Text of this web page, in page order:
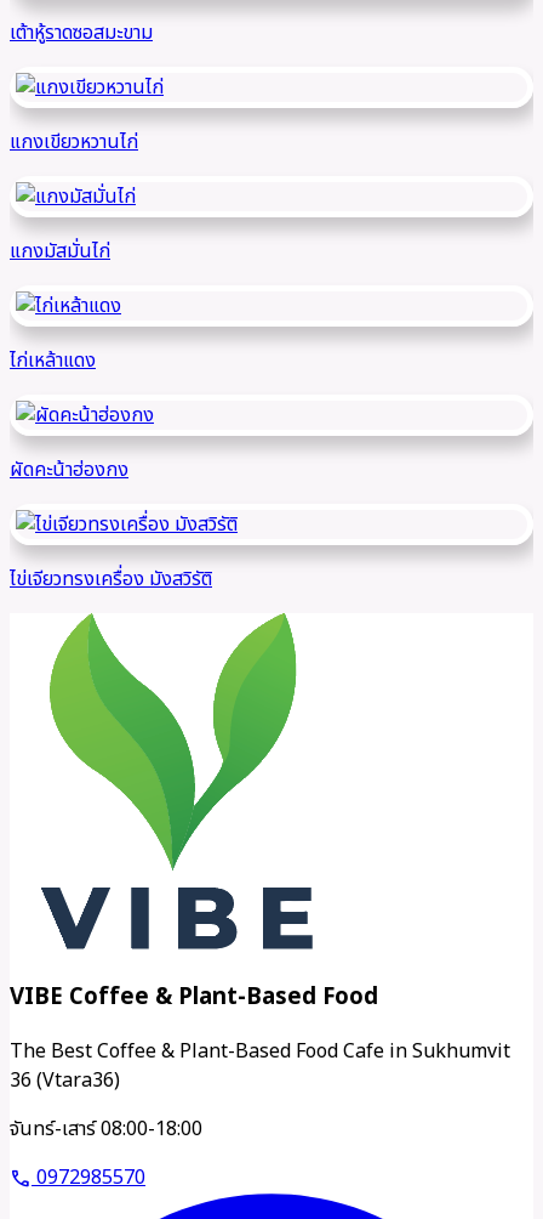
VIBE Coffee & Plant-Based Food
The Best Coffee & Plant-Based Food Cafe in Sukhumvit
36 (Vtara36)
จันทร์-เสาร์ 08:00-18:00
call 0972985570